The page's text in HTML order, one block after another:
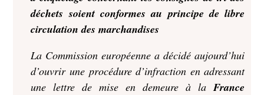
déchets soient conformes au principe de libre
circulation des marchandises
La Commission européenne a décidé aujourd’hui
d’ouvrir une procédure d’infraction en adressant
une lettre de mise en demeure à laFrance